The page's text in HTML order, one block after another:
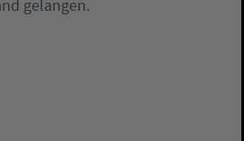
gelangen.